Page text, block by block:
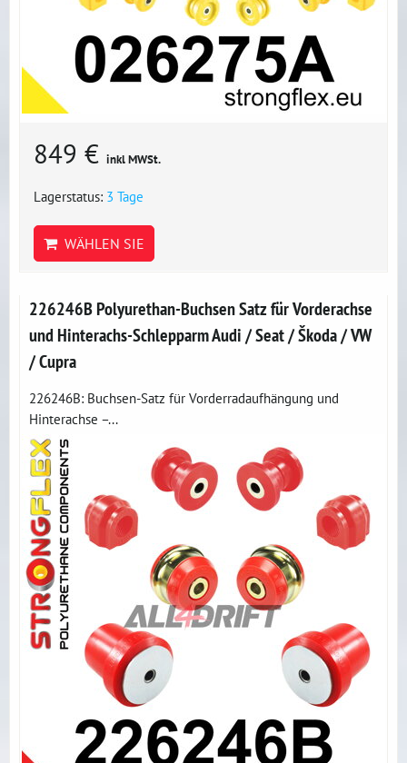
849 € inkl MWSt.
Lagerstatus: 3 Tage
WÄHLEN SIE
226246B Polyurethan-Buchsen Satz für Vorderachse
und Hinterachs-Schlepparm Audi / Seat / Škoda / VW
/ Cupra
226246B: Buchsen-Satz für Vorderradaufhängung und
Hinterachse –...